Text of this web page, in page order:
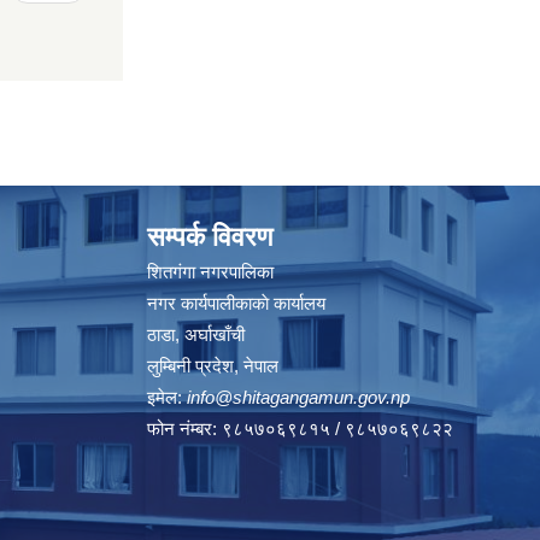
सम्पर्क विवरण
शितगंगा नगरपालिका
नगर कार्यपालीकाकाे कार्यालय
ठाडा, अर्घाखाँची
लुम्बिनी प्रदेश, नेपाल
इमेल:info@shitagangamun.gov.np
फोन नंम्बर: ९८५७०६९८१५ / ९८५७०६९८२२